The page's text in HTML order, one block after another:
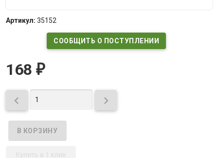
Артикул: 35152
СООБЩИТЬ О ПОСТУПЛЕНИИ
168 ₽
 